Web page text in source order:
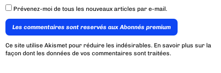
Prévenez-moi de tous les nouveaux articles par e-mail.
Les commentaires sont reservés aux Abonnés premium
Ce site utilise Akismet pour réduire les indésirables. En savoir plus sur la
façon dont les données de vos commentaires sont traitées.